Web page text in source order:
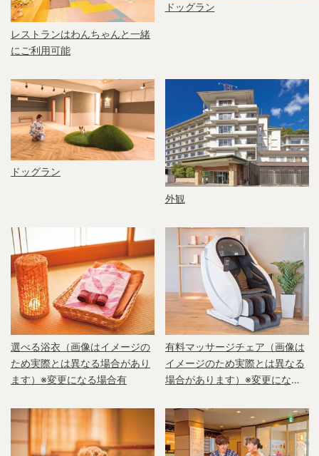
レストランはわんちゃんと一緒
にご利用可能
ドッグラン
ドッグラン
外観
選べる浴衣（画像はイメージの
ため実際とは異なる場合があり
ます）※変更になる場合有
有料マッサージチェア（画像は
イメージのため実際とは異なる
場合があります）※変更になる